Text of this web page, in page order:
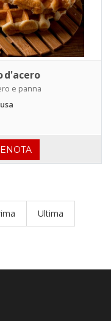
d'acero
e panna
Ultima